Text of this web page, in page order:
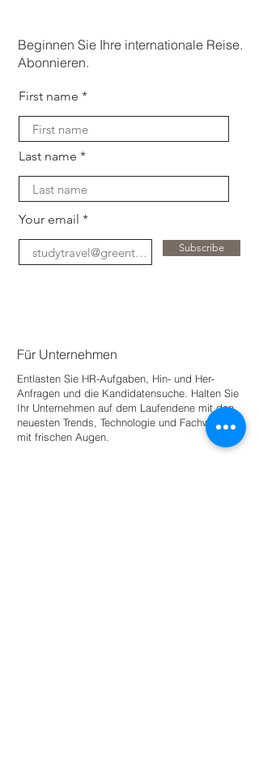
Beginnen Sie Ihre internationale Reise.
Abonnieren.
First name
Last name
Your email
Subscribe
Für Unternehmen
Entlasten Sie HR-Aufgaben, Hin- und Her-
Anfragen und die Kandidatensuche. Halten Sie
Ihr Unternehmen auf dem Laufendene mit den
neuesten Trends, Technologie und Fachwissen
mit frischen Augen.